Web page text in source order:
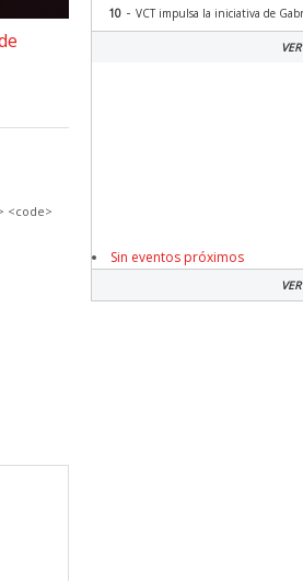
<code>
10 - VCT impulsa la iniciativa de
Sin eventos próximos